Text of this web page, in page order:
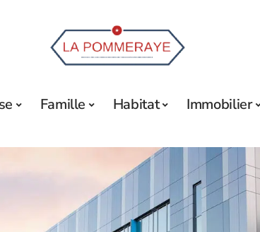
Famille Habitat Immobilier